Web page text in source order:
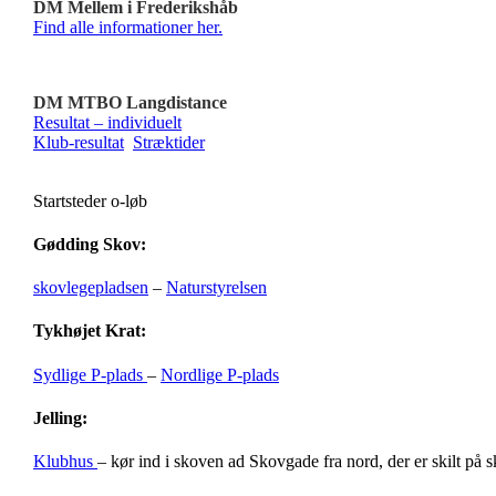
DM Mellem i Frederikshåb
Find alle informationer her.
DM MTBO Langdistance
Resultat – individuelt
Klub-resultat Stræktider
Startsteder o-løb
Gødding Skov:
skovlegepladsen – Naturstyrelsen
Tykhøjet Krat:
Sydlige P-plads – Nordlige P-plads
Jelling:
Klubhus – kør ind i skoven ad Skovgade fra nord, der er skilt på